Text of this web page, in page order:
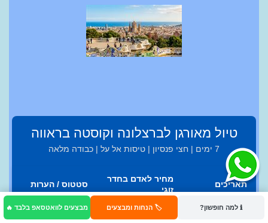
ℹ️ למה חופשון? 🏷️ הנחות ומבצעים מבצעים לוואטסאפ בלבד 🔥
טיול מאורגן לברצלונה וקוסטה בראווה
7 ימים | חצי פנסיון | טיסות אל על | כבודה מלאה
תאריכים
מחיר לאדם בחדר
זוגי
סטטוס / הערות
5,790 ש"ח מלא